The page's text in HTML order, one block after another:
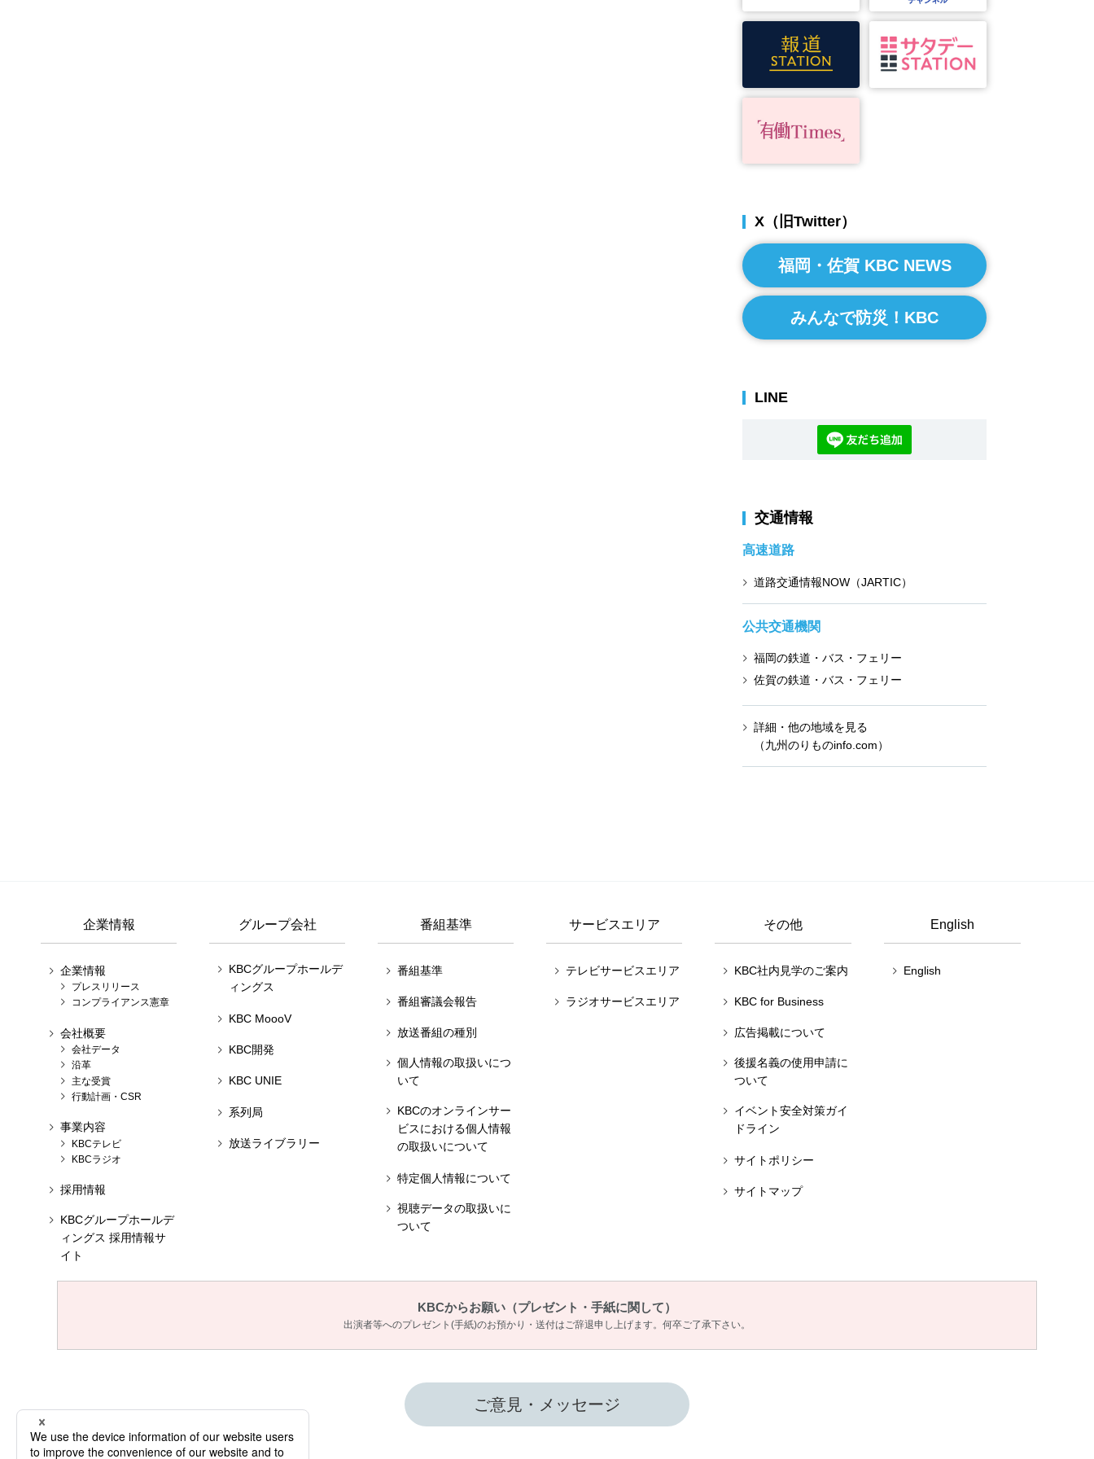
X（旧Twitter）
福岡・佐賀 KBC NEWS
みんなで防災！KBC
LINE
交通情報
高速道路
道路交通情報NOW（JARTIC）
公共交通機関
福岡の鉄道・バス・フェリー
佐賀の鉄道・バス・フェリー
詳細・他の地域を見る
（九州のりものinfo.com）
企業情報
企業情報
プレスリリース
コンプライアンス憲章
会社概要
会社データ
沿革
主な受賞
行動計画・CSR
事業内容
KBCテレビ
KBCラジオ
採用情報
KBCグループホールデ
ィングス 採用情報サ
イト
グループ会社
KBCグループホールデ
ィングス
KBC MoooV
KBC開発
KBC UNIE
系列局
放送ライブラリー
番組基準
番組基準
番組審議会報告
放送番組の種別
個人情報の取扱いにつ
いて
KBCのオンラインサー
ビスにおける個人情報
の取扱いについて
特定個人情報について
視聴データの取扱いに
ついて
サービスエリア
テレビサービスエリア
ラジオサービスエリア
その他
KBC社内見学のご案内
KBC for Business
広告掲載について
後援名義の使用申請に
ついて
イベント安全対策ガイ
ドライン
サイトポリシー
サイトマップ
English
English
KBCからお願い （プレゼント・手紙に関して）
出演者等へのプレゼント(手紙)のお預かり・送付はご辞退申し上げます。何卒ご了承下さい。
ご意見・メッセージ